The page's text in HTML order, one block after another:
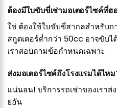
ต้องมีใบขับขี่เช่ามอเตอร์ไซค์ที่ฮ
ใช่ ต้องใช้ใบขับขี่สากลสำหรับก
สกูตเตอร์ต่ำกว่า 50cc อาจขับ
เราสอบถามข้อกำหนดเฉพาะ
ส่งมอเตอร์ไซค์ถึงโรงแรมได้ไห
แน่นอน! บริการรถเช่าของเราส่
ยอัน